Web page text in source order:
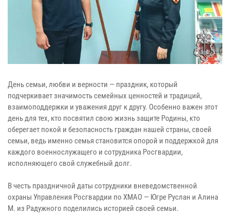
День семьи, любви и верности — праздник, который
подчеркивает значимость семейных ценностей и традиций,
взаимоподдержки и уважения друг к другу. Особенно важен этот
день для тех, кто посвятил свою жизнь защите Родины, кто
оберегает покой и безопасность граждан нашей страны, своей
семьи, ведь именно семья становится опорой и поддержкой для
каждого военнослужащего и сотрудника Росгвардии,
исполняющего свой служебный долг.
В честь праздничной даты сотрудники вневедомственной
охраны Управления Росгвардии по ХМАО — Югре Руслан и Алина
М. из Радужного поделились историей своей семьи.